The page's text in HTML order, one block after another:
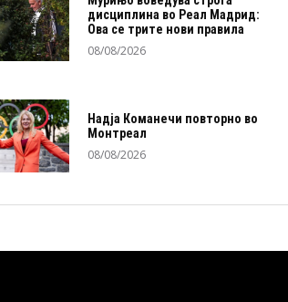
дисциплина во Реал Мадрид:
Ова се трите нови правила
08/08/2026
Надја Команечи повторно во
Монтреал
08/08/2026